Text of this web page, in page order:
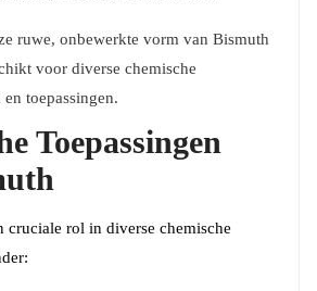
ruwe, onbewerkte vorm van Bismuth
voor diverse chemische
toepassingen.
Toepassingen
cruciale rol in diverse chemische